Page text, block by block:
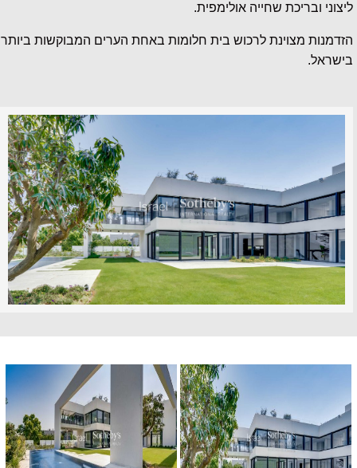
ליצוני ובריכת שחייה אולימפית.
הזדמנות מצוינת לרכוש בית חלומות באחת הערים המבוקשות ביותר
בישראל.